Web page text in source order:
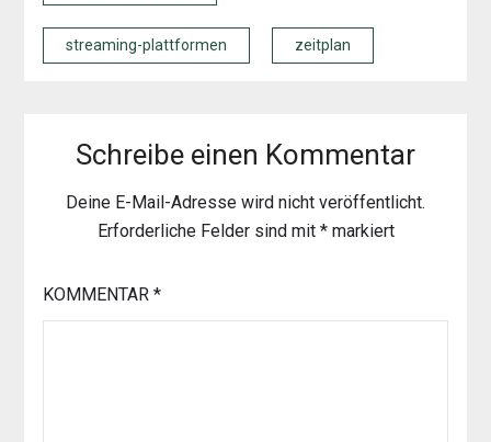
streaming-plattformen zeitplan
Schreibe einen Kommentar
Deine E-Mail-Adresse wird nicht veröffentlicht.
Erforderliche Felder sind mit *markiert
KOMMENTAR *